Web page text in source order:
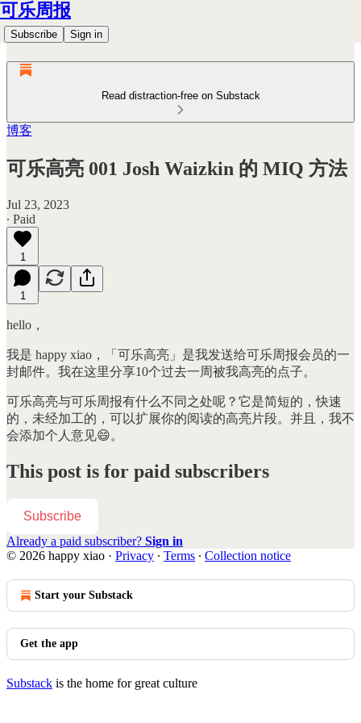
可乐周报
Subscribe Sign in
Read distraction-free on Substack
博客
可乐高亮 001 Josh Waizkin 的 MIQ 方法
Jul 23, 2023
∙ Paid
1
1
hello，
我是 happy xiao，「可乐高亮」是我发送给可乐周报会员的一
封邮件。我在这里分享10个过去一周被我高亮的点子。
可乐高亮与可乐周报有什么不同之处呢？它是简短的，快速
的，未经加工的，可以扩展你的阅读的高亮片段。并且，我不
会添加个人意见😄。
This post is for paid subscribers
Subscribe
Already a paid subscriber? Sign in
© 2026 happy xiao · Privacy ∙ Terms ∙ Collection notice
Start your Substack
Get the app
Substack is the home for great culture